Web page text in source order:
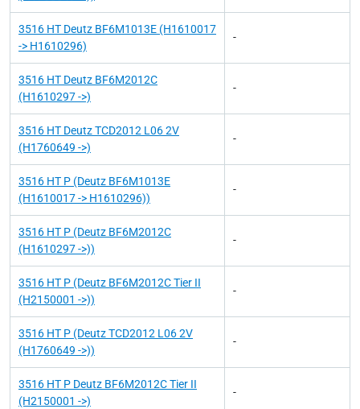
3516 HT Deutz BF6M1013E (H1610017
-> H1610296)
-
3516 HT Deutz BF6M2012C
(H1610297 ->)
-
3516 HT Deutz TCD2012 L06 2V
(H1760649 ->)
-
3516 HT P (Deutz BF6M1013E
(H1610017 -> H1610296))
-
3516 HT P (Deutz BF6M2012C
(H1610297 ->))
-
3516 HT P (Deutz BF6M2012C Tier II
(H2150001 ->))
-
3516 HT P (Deutz TCD2012 L06 2V
(H1760649 ->))
-
3516 HT P Deutz BF6M2012C Tier II
(H2150001 ->)
-